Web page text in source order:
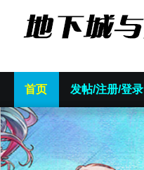
首页 发帖/注册/登录